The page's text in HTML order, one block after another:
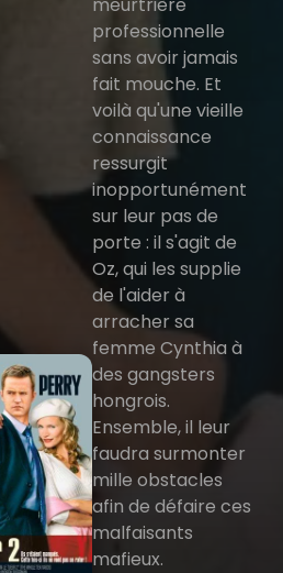
professionnelle
sans avoir jamais
fait mouche. Et
voilà qu'une vieille
connaissance
ressurgit
inopportunément
sur leur pas de
porte : il s'agit de
Oz, qui les supplie
de l'aider à
arracher sa
femme Cynthia à
des gangsters
hongrois.
Ensemble, il leur
faudra surmonter
mille obstacles
afin de défaire ces
malfaisants
mafieux.